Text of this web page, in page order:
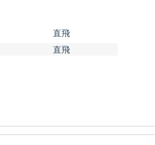
直飛
直飛